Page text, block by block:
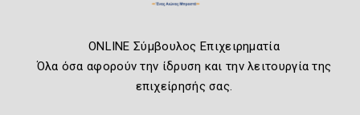
ONLINE Σύμβουλος Επιχειρηματία
Όλα όσα αφορούν την ίδρυση και την λειτουργία της
επιχείρησής σας.